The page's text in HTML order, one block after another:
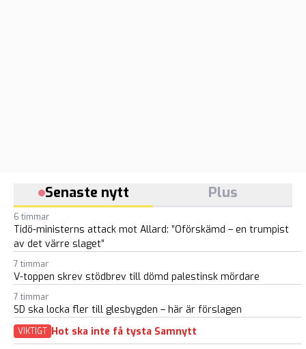
Senaste nytt Plus
6 timmar
Tidö-ministerns attack mot Allard: ”Oförskämd – en trumpist
av det värre slaget”
7 timmar
V-toppen skrev stödbrev till dömd palestinsk mördare
7 timmar
SD ska locka fler till glesbygden – här är förslagen
VIKTIGT Hot ska inte få tysta Samnytt